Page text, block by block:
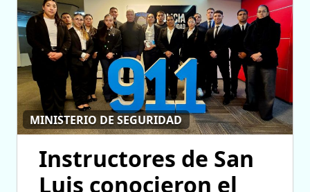
MINISTERIO DE SEGURIDAD
Instructores de San
Luis conocieron el